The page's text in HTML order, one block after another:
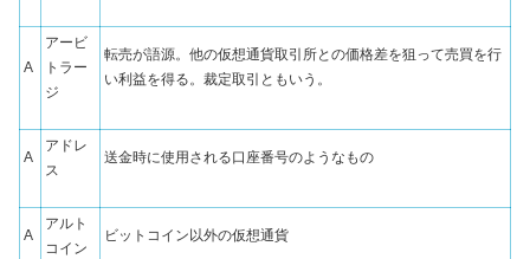
A
アービ
トラー
ジ
転売が語源。他の仮想通貨取引所との価格差を狙って売買を行
い利益を得る。裁定取引ともいう。
A
アドレ
ス
送金時に使用される口座番号のようなもの
A
アルト
コイン
ビットコイン以外の仮想通貨